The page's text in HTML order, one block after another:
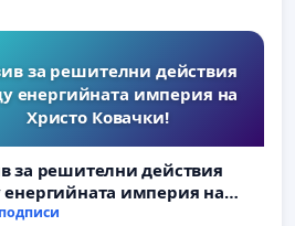
за решителни действия
енергийната империя на
Христо Ковачки!
за решителни действия
империя на
Ковачки!